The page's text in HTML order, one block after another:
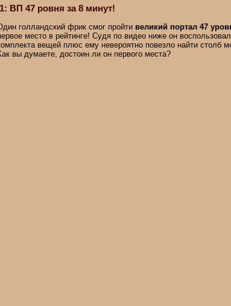
ВП 47 ровня за 8 минут!
голландский фрик смог пройти великий портал 47
место в рейтинге! Судя по видео ниже он
вещей плюс ему невероятно повезло найти столб
вы думаете, достоин ли он первого места?